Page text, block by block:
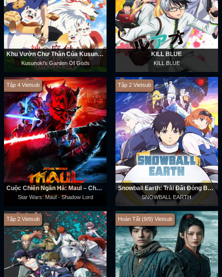
Khu Vườn Chư Thần Của Kusunoki
Kusunoki's Garden Of Gods
KILL BLUE
KILL BLUE
Tập 4 Vietsub
Cuộc Chiến Ngân Hà: Maul – Chúa Tể Bóng Tối
Star Wars: Maul - Shadow Lord
Tập 2 Vietsub
Snowball Earth: Trái Đất Đóng Băng
SNOWBALL EARTH
Tập 2 Vietsub Hoàn Tất (9/9) Vietsub